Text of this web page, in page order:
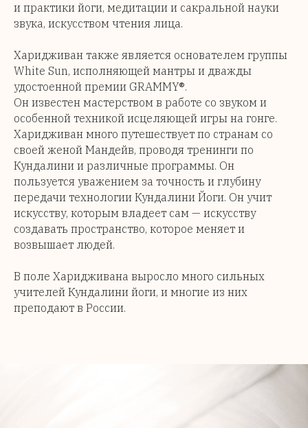
и практики йоги, медитации и сакральной науки
звука, искусством чтения лица.
Харидживан также является основателем группы
White Sun, исполняющей мантры и дважды
удостоенной премии GRAMMY®.
Он известен мастерством в работе со звуком и
особенной техникой исцеляющей игры на гонге.
Харидживан много путешествует по странам со
своей женой Мандейв, проводя тренинги по
Кундалини и различные программы. Он
пользуется уважением за точность и глубину
передачи технологии Кундалини Йоги. Он учит
искусству, которым владеет сам — искусству
создавать пространство, которое меняет и
возвышает людей.
В поле Харидживана выросло много сильных
учителей Кундалини йоги, и многие из них
преподают в России.